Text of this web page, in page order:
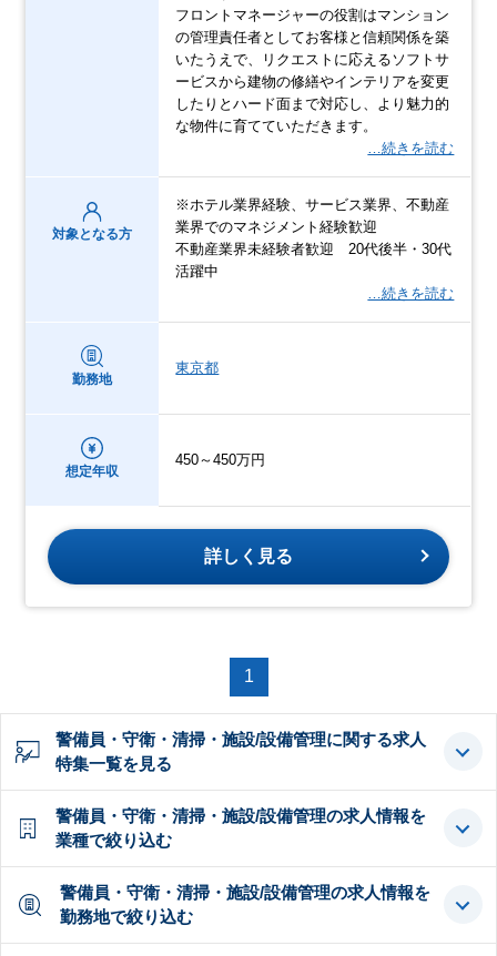
フロントマネージャーの役割はマンション
の管理責任者としてお客様と信頼関係を築
いたうえで、リクエストに応えるソフトサ
ービスから建物の修繕やインテリアを変更
したりとハード⾯まで対応し、より魅⼒的
な物件に育てていただきます。
…続きを読む
対象となる方
※ホテル業界経験、サービス業界、不動産
業界でのマネジメント経験歓迎
不動産業界未経験者歓迎 20代後半・30代
活躍中
…続きを読む
勤務地
東京都
想定年収
450～450万円
詳しく見る
1
警備員・守衛・清掃・施設/設備管理に関する求人
特集一覧を見る
警備員・守衛・清掃・施設/設備管理の求人情報を
業種で絞り込む
警備員・守衛・清掃・施設/設備管理の求人情報を
勤務地で絞り込む